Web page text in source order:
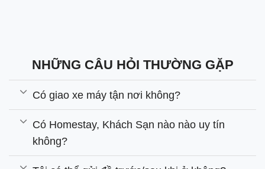
NHỮNG CÂU HỎI THƯỜNG GẶP
Có giao xe máy tận nơi không?
Có Homestay, Khách Sạn nào nào uy tín
không?